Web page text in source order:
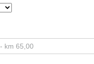
km 65,00